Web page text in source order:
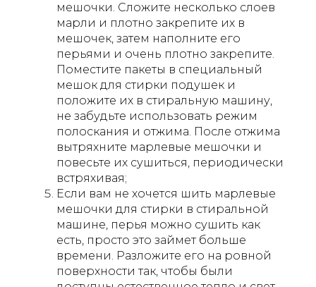
мешочки. Сложите несколько слоев
марли и плотно закрепите их в
мешочек, затем наполните его
перьями и очень плотно закрепите.
Поместите пакеты в специальный
мешок для стирки подушек и
положите их в стиральную машину,
не забудьте использовать режим
полоскания и отжима. После отжима
вытряхните марлевые мешочки и
повесьте их сушиться, периодически
встряхивая;
Если вам не хочется шить марлевые
мешочки для стирки в стиральной
машине, перья можно сушить как
есть, просто это займет больше
времени. Разложите его на ровной
поверхности так, чтобы были